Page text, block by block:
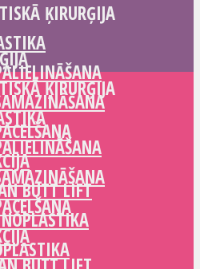
ĶIRURĢIJA
BUTT LIFT
ĶIRURĢIJA